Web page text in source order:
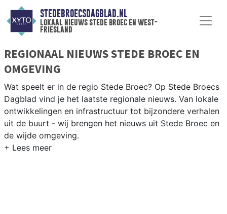
STEDEBROECSDAGBLAD.NL
lokaal nieuws stede broec en west-
friesland
REGIONAAL NIEUWS STEDE BROEC EN
OMGEVING
Wat speelt er in de regio Stede Broec? Op Stede Broecs
Dagblad vind je het laatste regionale nieuws. Van lokale
ontwikkelingen en infrastructuur tot bijzondere verhalen
uit de buurt - wij brengen het nieuws uit Stede Broec en
de wijde omgeving.